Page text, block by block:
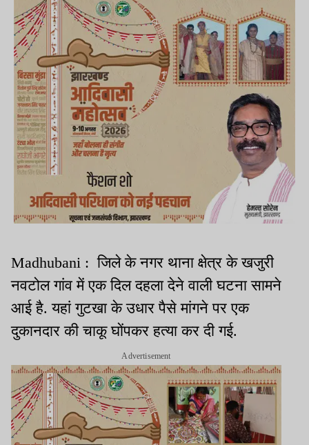
Madhubani : जिले के नगर थाना क्षेत्र के खजुरी
नवटोल गांव में एक दिल दहला देने वाली घटना सामने
आई है. यहां गुटखा के उधार पैसे मांगने पर एक
दुकानदार की चाकू घोंपकर हत्या कर दी गई.
Advertisement